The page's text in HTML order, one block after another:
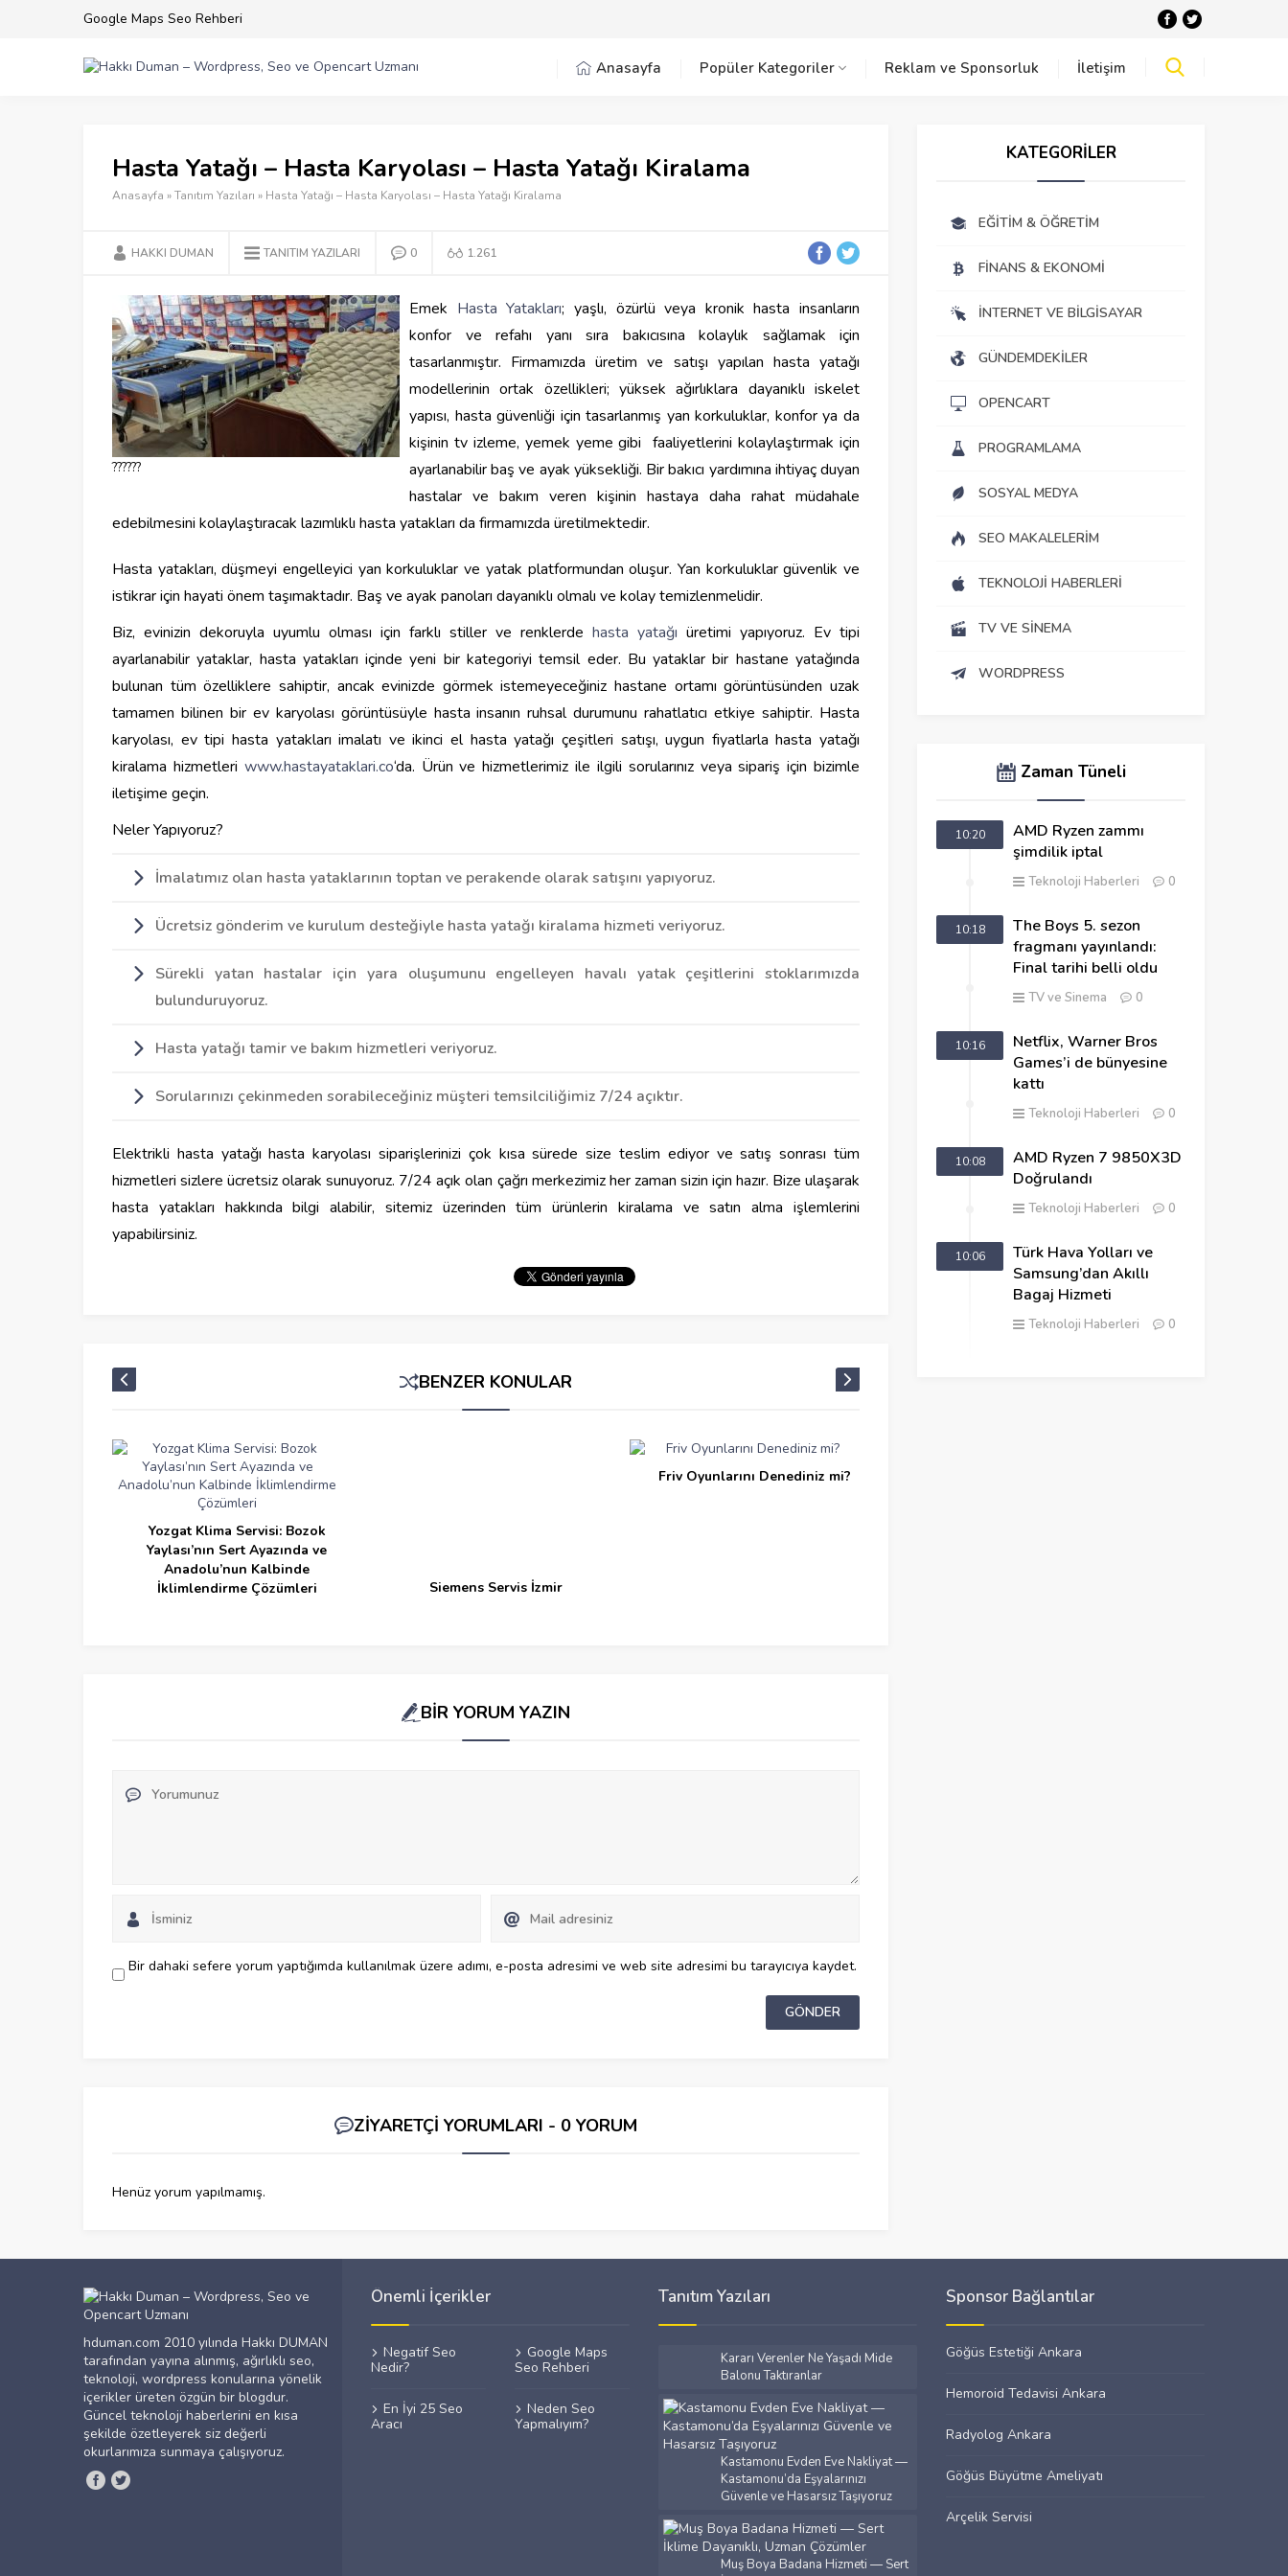
Google Maps Seo Rehberi
Anasayfa Popüler Kategoriler Reklam ve Sponsorluk İletişim
Hasta Yatağı – Hasta Karyolası – Hasta Yatağı Kiralama
Anasayfa »Tanıtım Yazıları » Hasta Yatağı – Hasta Karyolası – Hasta Yatağı Kiralama
HAKKI DUMAN TANITIM YAZILARI 0 1.261
??????
Emek Hasta Yatakları; yaşlı, özürlü veya kronik hasta insanların
konfor ve refahı yanı sıra bakıcısına kolaylık sağlamak için
tasarlanmıştır. Firmamızda üretim ve satışı yapılan hasta yatağı
modellerinin ortak özellikleri; yüksek ağırlıklara dayanıklı iskelet
yapısı, hasta güvenliği için tasarlanmış yan korkuluklar, konfor ya da
kişinin tv izleme, yemek yeme gibi faaliyetlerini kolaylaştırmak için
ayarlanabilir baş ve ayak yüksekliği. Bir bakıcı yardımına ihtiyaç duyan
hastalar ve bakım veren kişinin hastaya daha rahat müdahale
edebilmesini kolaylaştıracak lazımlıklı hasta yatakları da firmamızda üretilmektedir.
Hasta yatakları, düşmeyi engelleyici yan korkuluklar ve yatak platformundan oluşur. Yan korkuluklar güvenlik ve
istikrar için hayati önem taşımaktadır. Baş ve ayak panoları dayanıklı olmalı ve kolay temizlenmelidir.
Biz, evinizin dekoruyla uyumlu olması için farklı stiller ve renklerde hasta yatağı üretimi yapıyoruz. Ev tipi
ayarlanabilir yataklar, hasta yatakları içinde yeni bir kategoriyi temsil eder. Bu yataklar bir hastane yatağında
bulunan tüm özelliklere sahiptir, ancak evinizde görmek istemeyeceğiniz hastane ortamı görüntüsünden uzak
tamamen bilinen bir ev karyolası görüntüsüyle hasta insanın ruhsal durumunu rahatlatıcı etkiye sahiptir. Hasta
karyolası, ev tipi hasta yatakları imalatı ve ikinci el hasta yatağı çeşitleri satışı, uygun fiyatlarla hasta yatağı
kiralama hizmetleri www.hastayataklari.co‘da. Ürün ve hizmetlerimiz ile ilgili sorularınız veya sipariş için bizimle
iletişime geçin.
Neler Yapıyoruz?
İmalatımız olan hasta yataklarının toptan ve perakende olarak satışını yapıyoruz.
Ücretsiz gönderim ve kurulum desteğiyle hasta yatağı kiralama hizmeti veriyoruz.
Sürekli yatan hastalar için yara oluşumunu engelleyen havalı yatak çeşitlerini stoklarımızda
bulunduruyoruz.
Hasta yatağı tamir ve bakım hizmetleri veriyoruz.
Sorularınızı çekinmeden sorabileceğiniz müşteri temsilciliğimiz 7/24 açıktır.
Elektrikli hasta yatağı hasta karyolası siparişlerinizi çok kısa sürede size teslim ediyor ve satış sonrası tüm
hizmetleri sizlere ücretsiz olarak sunuyoruz. 7/24 açık olan çağrı merkezimiz her zaman sizin için hazır. Bize ulaşarak
hasta yatakları hakkında bilgi alabilir, sitemiz üzerinden tüm ürünlerin kiralama ve satın alma işlemlerini
yapabilirsiniz.
BENZER KONULAR
Yozgat Klima Servisi: Bozok
Yaylası’nın Sert Ayazında ve
Anadolu’nun Kalbinde
İklimlendirme Çözümleri
Siemens Servis İzmir
Friv Oyunlarını Denediniz mi?
BİR YORUM YAZIN
Bir dahaki sefere yorum yaptığımda kullanılmak üzere adımı, e-posta adresimi ve web site adresimi bu tarayıcıya kaydet.
ZİYARETÇİ YORUMLARI - 0 YORUM
Henüz yorum yapılmamış.
KATEGORİLER
EĞITIM & ÖĞRETIM
FINANS & EKONOMI
İNTERNET VE BILGISAYAR
GÜNDEMDEKILER
OPENCART
PROGRAMLAMA
SOSYAL MEDYA
SEO MAKALELERIM
TEKNOLOJI HABERLERI
TV VE SINEMA
WORDPRESS
Zaman Tüneli
10:20
AMD Ryzen zammı
şimdilik iptal
Teknoloji Haberleri 0
10:18
The Boys 5. sezon
fragmanı yayınlandı:
Final tarihi belli oldu
TV ve Sinema 0
10:16
Netflix, Warner Bros
Games’i de bünyesine
kattı
Teknoloji Haberleri 0
10:08
AMD Ryzen 7 9850X3D
Doğrulandı
Teknoloji Haberleri 0
10:06
Türk Hava Yolları ve
Samsung’dan Akıllı
Bagaj Hizmeti
Teknoloji Haberleri 0
hduman.com 2010 yılında Hakkı DUMAN
tarafından yayına alınmış, ağırlıklı seo,
teknoloji, wordpress konularına yönelik
içerikler üreten özgün bir blogdur.
Güncel teknoloji haberlerini en kısa
şekilde özetleyerek siz değerli
okurlarımıza sunmaya çalışıyoruz.
Önemli İçerikler
Negatif Seo
Nedir?
Google Maps
Seo Rehberi
En İyi 25 Seo
Aracı
Neden Seo
Yapmalıyım?
Tanıtım Yazıları
Kararı Verenler Ne Yaşadı Mide
Balonu Taktıranlar
Kastamonu Evden Eve Nakliyat —
Kastamonu’da Eşyalarınızı
Güvenle ve Hasarsız Taşıyoruz
Muş Boya Badana Hizmeti — Sert
Sponsor Bağlantılar
Göğüs Estetiği Ankara
Hemoroid Tedavisi Ankara
Radyolog Ankara
Göğüs Büyütme Ameliyatı
Arçelik Servisi